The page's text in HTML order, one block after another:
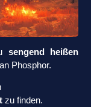
sengend heißen
Phosphor.
zu finden.